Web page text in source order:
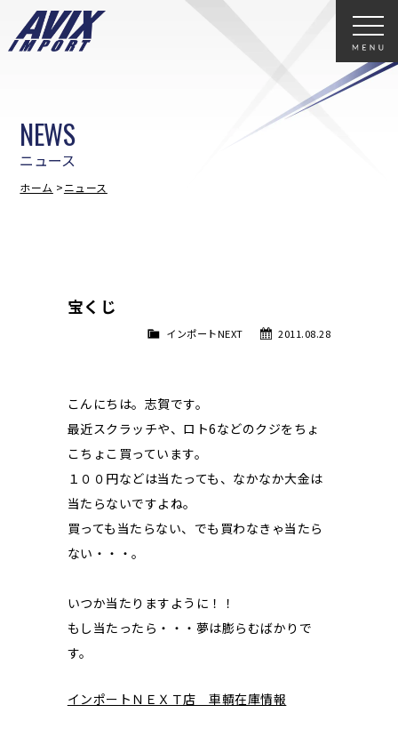
ニュース
NEWS
ホーム ニュース
宝くじ
2011.08.28
インポートNEXT
こんにちは。志賀です。
最近スクラッチや、ロト6などのクジをちょ
こちょこ買っています。
１００円などは当たっても、なかなか大金は
当たらないですよね。
買っても当たらない、でも買わなきゃ当たら
ない・・・。
いつか当たりますように！！
もし当たったら・・・夢は膨らむばかりで
す。
インポートＮＥＸＴ店 車輌在庫情報